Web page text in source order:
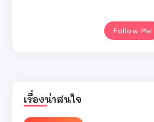
Follow Me
เรื่องน่าสนใจ